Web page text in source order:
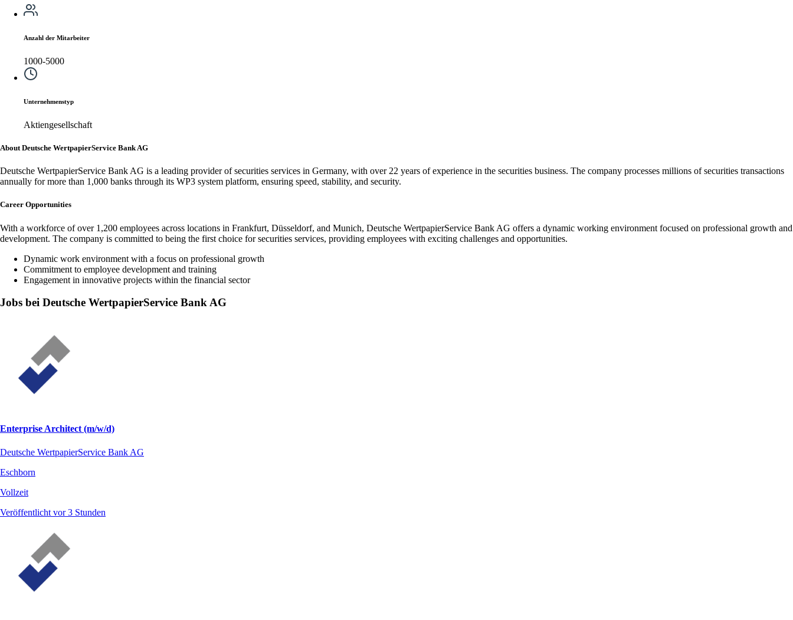
Anzahl der Mitarbeiter
1000-5000
Unternehmenstyp
Aktiengesellschaft
About Deutsche WertpapierService Bank AG
Deutsche WertpapierService Bank AG is a leading provider of securities services in Germany, with over 22 years of experience in the securities business. The company processes millions of securities transactions
annually for more than 1,000 banks through its WP3 system platform, ensuring speed, stability, and security.
Career Opportunities
With a workforce of over 1,200 employees across locations in Frankfurt, Düsseldorf, and Munich, Deutsche WertpapierService Bank AG offers a dynamic working environment focused on professional growth and
development. The company is committed to being the first choice for securities services, providing employees with exciting challenges and opportunities.
Dynamic work environment with a focus on professional growth
Commitment to employee development and training
Engagement in innovative projects within the financial sector
Jobs bei Deutsche WertpapierService Bank AG
Enterprise Architect (m/w/d)
Deutsche WertpapierService Bank AG
Eschborn
Vollzeit
Veröffentlicht vor 3 Stunden